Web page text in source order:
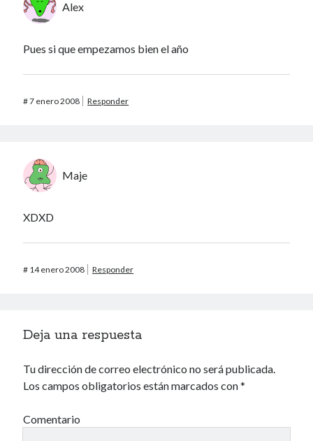
Maese Cámara
Maje
Patada al diccionario
IBSN: Número de serie de blogs de Internet
Aquí hay galletitas. Tómalas o déjalas.Política de cookies
Alex
Pues si que empezamos bien el año
#7 enero 2008 Responder
Maje
XDXD
# 14 enero 2008 Responder
Deja una respuesta
Tu dirección de correo electrónico no será publicada.
Los campos obligatorios están marcados con*
Comentario